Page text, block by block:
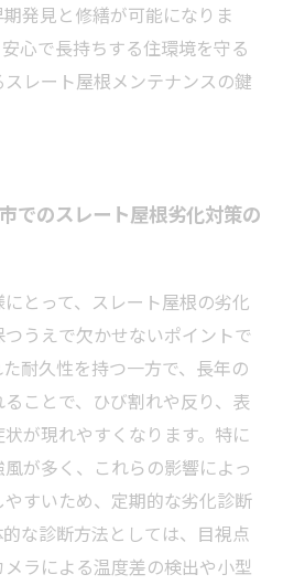
発見と修繕が可能になりま
心で長持ちする住環境を守る
レート屋根メンテナンスの鍵
でのスレート屋根劣化対策の
とって、スレート屋根の劣化
うえで欠かせないポイントで
耐久性を持つ一方で、長年の
ことで、ひび割れや反り、表
が現れやすくなります。特に
が多く、これらの影響によっ
すいため、定期的な劣化診断
な診断方法としては、目視点
ラによる温度差の検出や小型